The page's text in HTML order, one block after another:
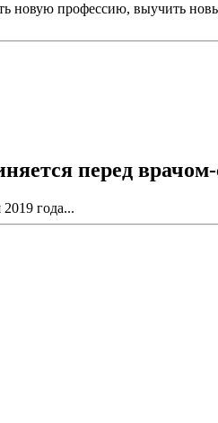
новую профессию, выучить
перед врачом-
года...